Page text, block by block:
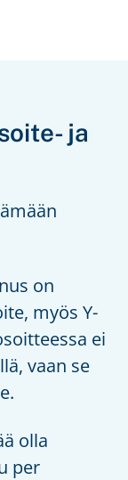
ja
on
myös Y-
ei
vaan se
olla
per